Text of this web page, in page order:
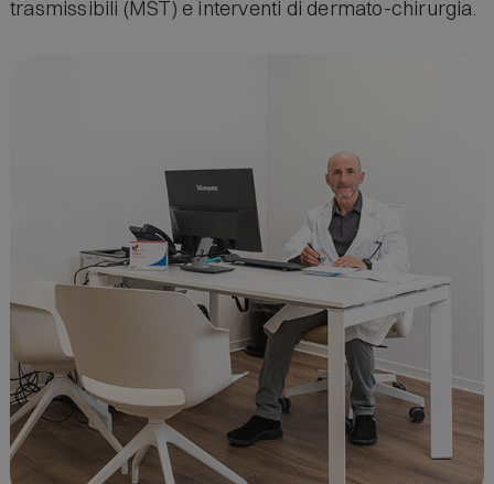
trasmissibili (MST) e interventi di dermato-chirurgia.